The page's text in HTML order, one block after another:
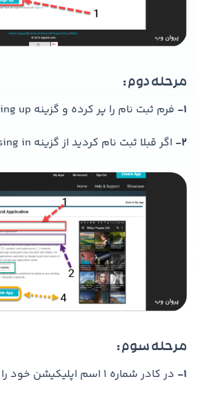
مرحله دوم :
1- فرم ثبت نام را پر کرده و گزینه sing up را بزنید.
2- اگر قبلا ثبت نام کردید از گزینه sing in ورود کنید.
مرحله سوم :
1- در کادر شماره 1 اسم اپلیکیشن خود را وارد کنید.